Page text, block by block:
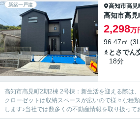
新築一戸建 高知市高見
高知市高
2,298万
96.47㎡
とさでん
18分
高知市高見町2期2棟 2号棟：新生活を迎える際は
クローゼットは収納スペースが広いので様々な種
します♪当社では数多くの不動産情報を取り扱っ